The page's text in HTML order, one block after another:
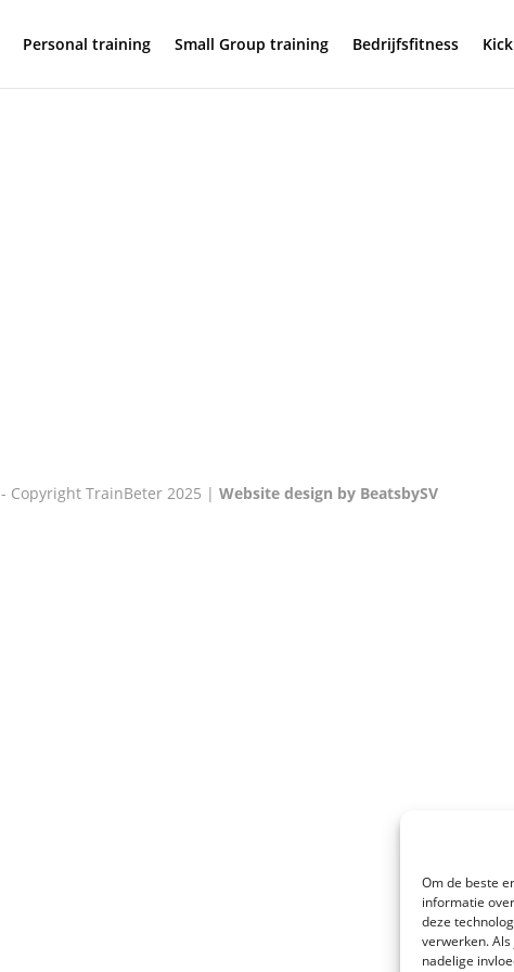
Om de beste
informatie
deze
verwerken.
nadelige
Personal training Small Group training Bedrijfsfitness
- Copyright TrainBeter 2025 |Website design by BeatsbySV